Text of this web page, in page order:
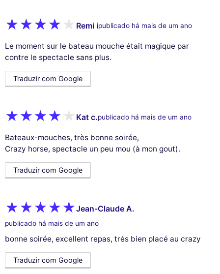
Remi ipublicado há mais de um ano
Le moment sur le bateau mouche était magique par
contre le spectacle sans plus.
Traduzir com Google
Kat c.publicado há mais de um ano
Bateaux-mouches, très bonne soirée,
Crazy horse, spectacle un peu mou (à mon gout).
Traduzir com Google
Jean-Claude A.
publicado há mais de um ano
bonne soirée, excellent repas, trés bien placé au crazy
Traduzir com Google